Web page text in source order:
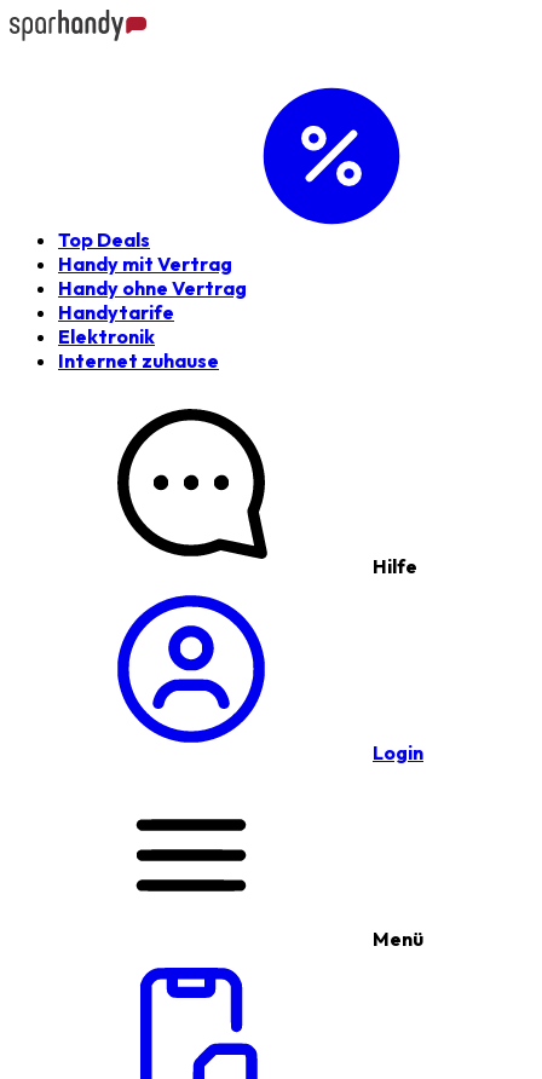
Top Deals
Handy mit Vertrag
Handy ohne Vertrag
Handytarife
Elektronik
Internet zuhause
Hilfe
Login
Menü